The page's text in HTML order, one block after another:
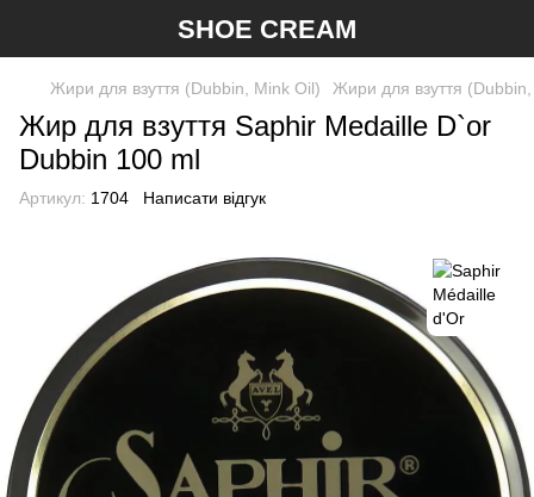
SHOE CREAM
Жири для взуття (Dubbin, Mink Oil) Жири для взуття
Жир для взуття Saphir Medaille D`or
Dubbin 100 ml
Артикул: 1704 Написати відгук